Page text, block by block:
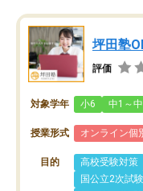
坪田塾
評価
対象学年 小6 中1～
授業形式 オンライン個
目的 高校受験対策
国公立2次試